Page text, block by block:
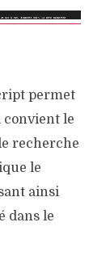
permet
le
recherche
le
ainsi
dans le